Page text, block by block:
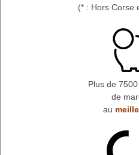
(* : Hors Corse
Plus de
de
au